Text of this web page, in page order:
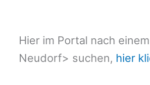
Hier im Portal nach
Neudorf> suchen, hier